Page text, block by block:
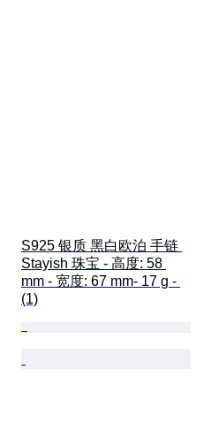
S925 银质 黑白欧泊 手链
Stayish 珠宝 - 高度: 58
mm - 宽度: 67 mm- 17 g -
(1)